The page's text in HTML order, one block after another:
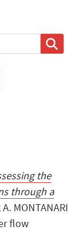
the
through a
MONTANARI
flow